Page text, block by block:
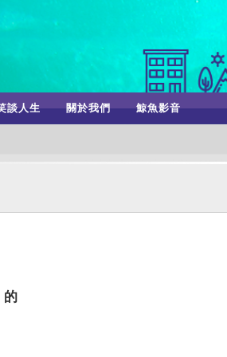
談人生 關於我們 鯨魚影音
的